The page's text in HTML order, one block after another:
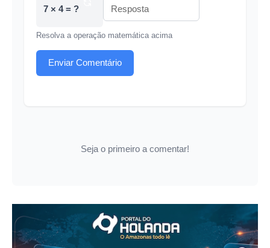
7 × 4 = ?
Resolva a operação matemática acima
Enviar Comentário
Seja o primeiro a comentar!